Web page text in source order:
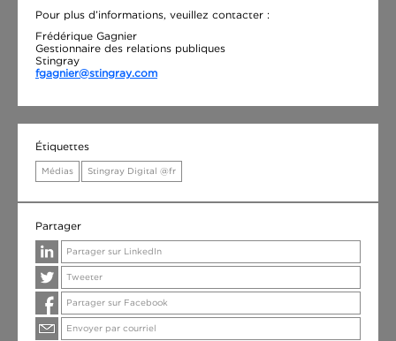
Pour plus d’informations, veuillez contacter :
Frédérique Gagnier
Gestionnaire des relations publiques
Stingray
fgagnier@stingray.com
Étiquettes
Médias Stingray Digital @fr
Partager
Partager sur LinkedIn
Tweeter
Partager sur Facebook
Envoyer par courriel